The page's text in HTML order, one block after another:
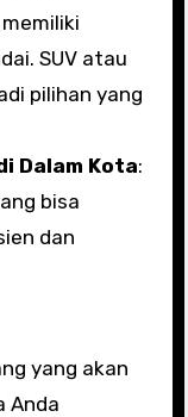
SUV atau
pilihan yang
Dalam Kota:
bisa
dan
yang akan
Anda